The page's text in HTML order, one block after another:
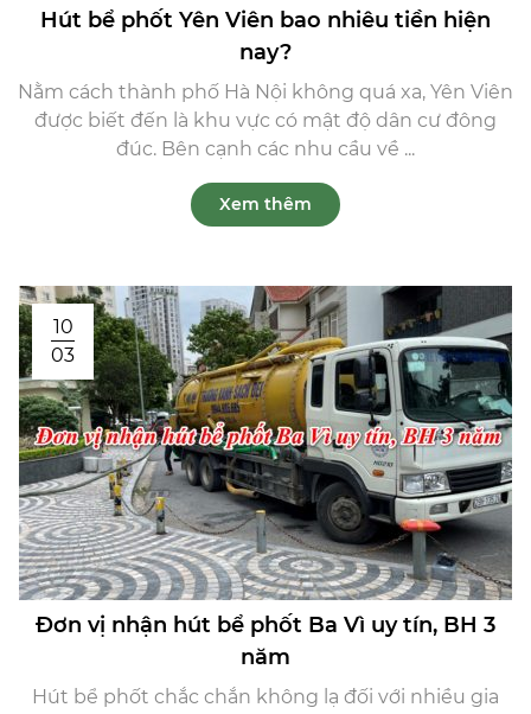
Hút bể phốt Yên Viên bao nhiêu tiền hiện
nay?
Nằm cách thành phố Hà Nội không quá xa, Yên Viên
được biết đến là khu vực có mật độ dân cư đông
đúc. Bên cạnh các nhu cầu về ...
Xem thêm
10
03
Đơn vị nhận hút bể phốt Ba Vì uy tín, BH 3
năm
Hút bể phốt chắc chắn không lạ đối với nhiều gia